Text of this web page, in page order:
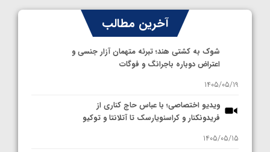
آخرین مطالب
شوک به کشتی هند؛ تبرئه متهمان آزار جنسی و
اعتراض دوباره باجرانگ و فوگات
1405/05/19
ویدیو اختصاصی؛ با عباس حاج کناری از
فریدونکنار و کراسنویارسک تا آتلانتا و توکیو
1405/05/15